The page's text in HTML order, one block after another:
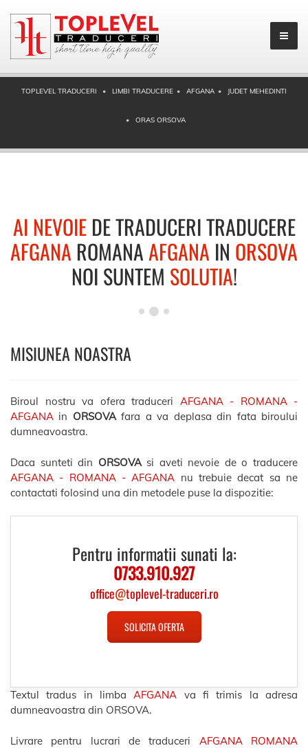
TOPLEVEL TRADUCERI LIMBI TRADUCERE AFGANA JUDET MEHEDINTI
ORAS ORSOVA
AI NEVOIEDE TRADUCERI TRADUCERE
AFGANA ROMANAAFGANA IN ORSOVA
NOI SUNTEM SOLUTIA!
MISIUNEA NOASTRA
Biroul nostru va ofera traduceri AFGANA - ROMANA -
AFGANA in ORSOVAfara a va deplasa din fata biroului
dumneavoastra.
Daca sunteti din ORSOVAsi aveti nevoie de o traducere
AFGANA - ROMANA - AFGANA nu trebuie decat sa ne
contactati folosind una din metodele puse la dispozitie:
Pentru informatii sunati la:
0733.910.927
office@toplevel-traduceri.ro
SOLICITA OFERTA
Textul tradus in limbaAFGANA va fi trimis la adresa
dumneavoastra din ORSOVA.
Livrare pentru lucrari de traduceri AFGANA ROMANA